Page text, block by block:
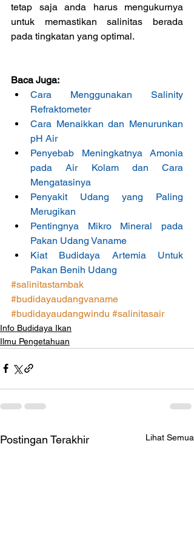
tetap saja anda harus mengukurnya
untuk memastikan salinitas berada
pada tingkatan yang optimal.
Baca Juga:
Cara Menggunakan Salinity
Refraktometer
Cara Menaikkan dan Menurunkan
pH Air
Penyebab Meningkatnya Amonia
pada Air Kolam dan Cara
Mengatasinya
Penyakit Udang yang Paling
Merugikan
Pentingnya Mikro Mineral pada
Pakan Udang Vaname
Kiat Budidaya Artemia Untuk
Pakan Benih Udang
#salinitastambak
#budidayaudangvaname
#budidayaudangwindu #salinitasair
Info Budidaya Ikan
Ilmu Pengetahuan
Postingan Terakhir Lihat Semua